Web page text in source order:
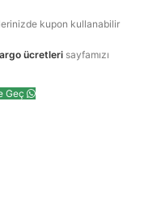
kupon kullanabilir
ücretleri sayfamızı
Geç